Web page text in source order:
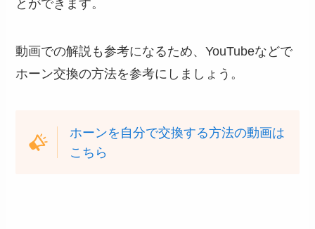
とができます。
動画での解説も参考になるため、YouTubeなどで
ホーン交換の方法を参考にしましょう。
ホーンを自分で交換する方法の動画は
こちら